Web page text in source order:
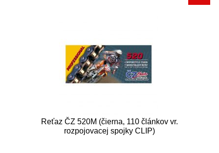
Reťaz ČZ 520M (čierna, 110 článkov vr.
rozpojovacej spojky CLIP)